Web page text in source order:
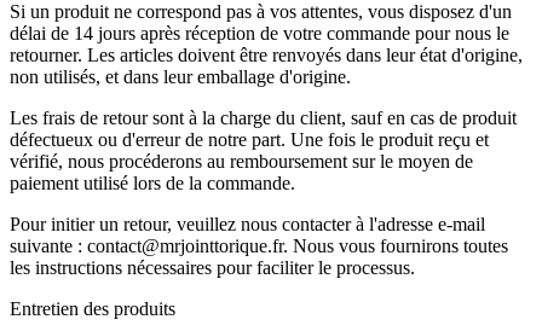
Si un produit ne correspond pas à vos attentes, vous disposez d'un
délai de 14 jours après réception de votre commande pour nous le
retourner. Les articles doivent être renvoyés dans leur état d'origine,
non utilisés, et dans leur emballage d'origine.
Les frais de retour sont à la charge du client, sauf en cas de produit
défectueux ou d'erreur de notre part. Une fois le produit reçu et
vérifié, nous procéderons au remboursement sur le moyen de
paiement utilisé lors de la commande.
Pour initier un retour, veuillez nous contacter à l'adresse e-mail
suivante : contact@mrjointtorique.fr. Nous vous fournirons toutes
les instructions nécessaires pour faciliter le processus.
Entretien des produits